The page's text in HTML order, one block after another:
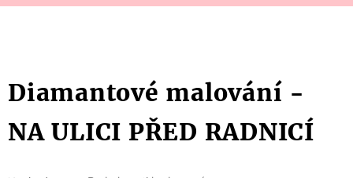
Diamantové malování -
NA ULICI PŘED RADNICÍ